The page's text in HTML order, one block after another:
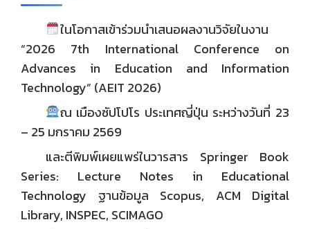
ในโอกาสเข้าร่วมนำเสนอผลงานวิจัยในงาน
“2026 7th International Conference on
Advances in Education and Information
Technology” (AEIT 2026)
ณ เมืองซัปโปโร ประเทศญี่ปุ่น ระหว่างวันที่ 23
– 25 มกราคม 2569
และตีพิมพ์เผยแพร่ในวารสาร Springer Book
Series: Lecture Notes in Educational
Technology ฐานข้อมูล Scopus, ACM Digital
Library, INSPEC, SCIMAGO